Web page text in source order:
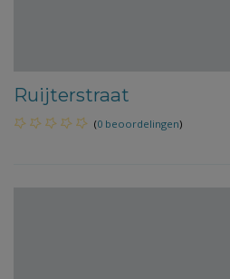
Ruijterstraat
(0 beoordelingen)